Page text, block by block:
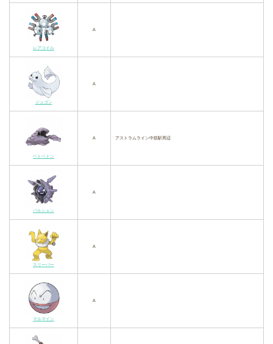
レアコイル
A
ジュゴン
A
ベトベトン
A アストラムライン中筋駅周辺
パルシェン
A
スリーパー
A
マルマイン
A